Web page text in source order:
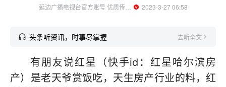
延边广播电视台官方账号 优质传媒领域创作者
  2023-3-27 06:58
头条听资讯，时事尽掌握 去听全文
有朋友说红星（快手id：红星哈尔滨房
产）是老天爷赏饭吃，天生房产行业的料，红